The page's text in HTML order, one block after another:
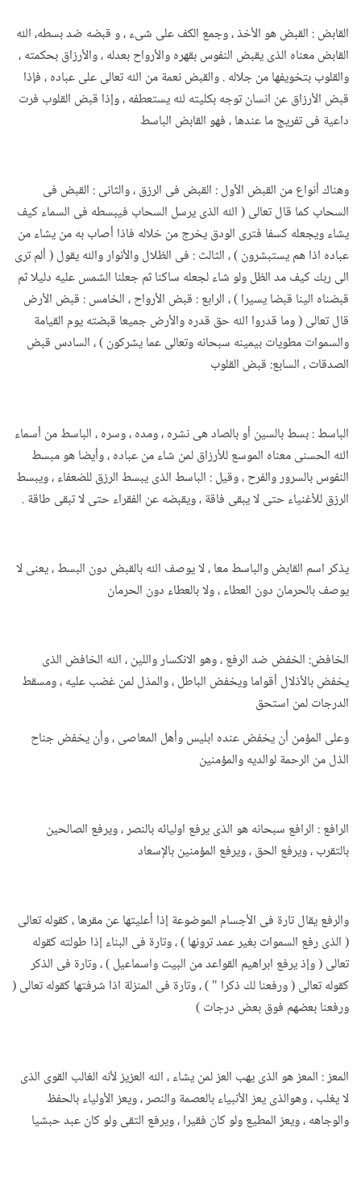
القابض : القبض هو الأخذ ، وجمع الكف على شىء ، و قبضه ضد بسطه، الله
القابض معناه الذى يقبض النفوس بقهره والأرواح بعدله ، والأرزاق بحكمته ،
والقلوب بتخويفها من جلاله . والقبض نعمة من الله تعالى على عباده ، فإذا
قبض الأرزاق عن انسان توجه بكليته لله يستعطفه ، وإذا قبض القلوب فرت
داعية فى تفريج ما عندها ، فهو القابض الباسط
وهناك أنواع من القبض الأول : القبض فى الرزق ، والثانى : القبض فى
السحاب كما قال تعالى ( الله الذى يرسل السحاب فيبسطه فى السماء كيف
يشاء ويجعله كسفا فترى الودق يخرج من خلاله فاذا أصاب به من يشاء من
عباده اذا هم يستبشرون ) ، الثالث : فى الظلال والأنوار والله يقول ( ألم ترى
الى ربك كيف مد الظل ولو شاء لجعله ساكنا ثم جعلنا الشمس عليه دليلا ثم
قبضناه الينا قبضا يسيرا ) ، الرابع : قبض الأرواح ، الخامس : قبض الأرض
قال تعالى ( وما قدروا الله حق قدره والأرض جميعا قبضته يوم القيامة
والسموات مطويات بيمينه سبحانه وتعالى عما يشركون ) ، السادس قبض
الصدقات ، السابع: قبض القلوب
الباسط : بسط بالسين أو بالصاد هى نشره ، ومده ، وسره ، الباسط من أسماء
الله الحسنى معناه الموسع للأرزاق لمن شاء من عباده ، وأيضا هو مبسط
النفوس بالسرور والفرح ، وقيل : الباسط الذى يبسط الرزق للضعفاء ، ويبسط
الرزق للأغنياء حتى لا يبقى فاقة ، ويقبضه عن الفقراء حتى لا تبقى طاقة .
يذكر اسم القابض والباسط معا ، لا يوصف الله بالقبض دون البسط ، يعنى لا
يوصف بالحرمان دون العطاء ، ولا بالعطاء دون الحرمان
الخافض: الخفض ضد الرفع ، وهو الانكسار واللين ، الله الخافض الذى
يخفض بالأذلال أقواما ويخفض الباطل ، والمذل لمن غضب عليه ، ومسقط
الدرجات لمن استحق
وعلى المؤمن أن يخفض عنده ابليس وأهل المعاصى ، وأن يخفض جناح
الذل من الرحمة لوالديه والمؤمنين
الرافع : الرافع سبحانه هو الذى يرفع اوليائه بالنصر ، ويرفع الصالحين
بالتقرب ، ويرفع الحق ، ويرفع المؤمنين بالإسعاد
والرفع يقال تارة فى الأجسام الموضوعة إذا أعليتها عن مقرها ، كقوله تعالى
( الذى رفع السموات بغير عمد ترونها ) ، وتارة فى البناء إذا طولته كقوله
تعالى ( وإذ يرفع ابراهيم القواعد من البيت واسماعيل ) ، وتارة فى الذكر
كقوله تعالى ( ورفعنا لك ذكرا " ) ، وتارة فى المنزلة اذا شرفتها كقوله تعالى (
ورفعنا بعضهم فوق بعض درجات )
المعز : المعز هو الذى يهب العز لمن يشاء ، الله العزيز لأنه الغالب القوى الذى
لا يغلب ، وهوالذى يعز الأنبياء بالعصمة والنصر ، ويعز الأولياء بالحفظ
والوجاهه ، ويعز المطيع ولو كان فقيرا ، ويرفع التقى ولو كان عبد حبشيا